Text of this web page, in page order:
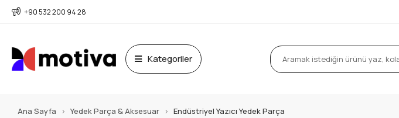
+90 532 200 94 28
Kategoriler
Ana Sayfa Yedek Parça & Aksesuar Endüstriyel Yazıcı Yedek Parça